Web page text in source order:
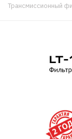
Трансмиссионный